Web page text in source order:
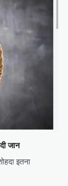
जान
इतना